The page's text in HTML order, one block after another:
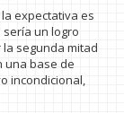
expectativa es
un logro
segunda mitad
una base de
incondicional,